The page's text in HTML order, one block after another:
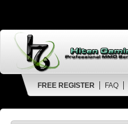
FREE REGISTER FAQ